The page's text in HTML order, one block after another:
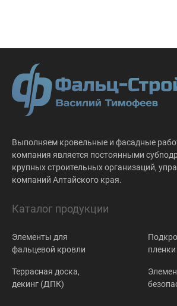
Выполняем кровельные и фасадные
компания является постоянными
крупных строительных организаций,
компаний Алтайского края.
Каталог продукции
Элементы для
фальцевой кровли
Террасная доска,
декинг (ДПК)
пленки